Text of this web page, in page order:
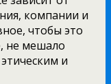
компании и
чтобы это
не мешало
и